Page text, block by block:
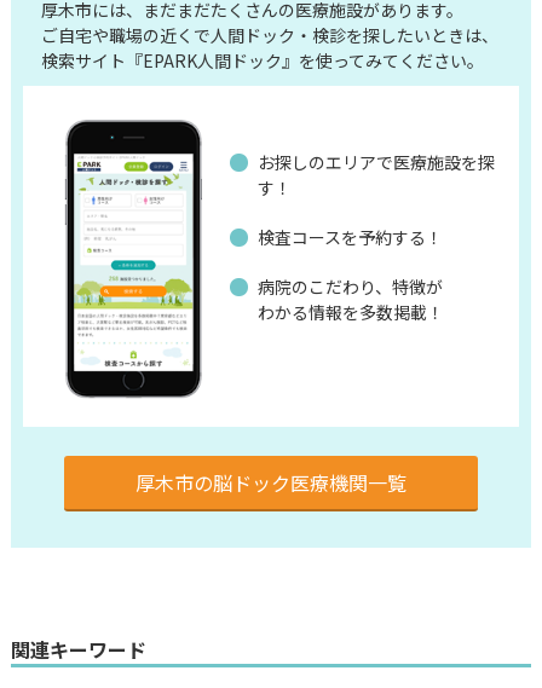
厚木市には、まだまだたくさんの医療施設があります。
ご自宅や職場の近くで人間ドック・検診を探したいときは、
検索サイト『EPARK人間ドック』を使ってみてください。
お探しのエリアで医療施設を探
す！
検査コースを予約する！
病院のこだわり、特徴が
わかる情報を多数掲載！
厚木市の脳ドック医療機関一覧
関連キーワード